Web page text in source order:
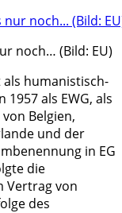
noch… (Bild: EU)
als humanistisch-
als EWG, als
Belgien,
und der
in EG
die
Vertrag von
des